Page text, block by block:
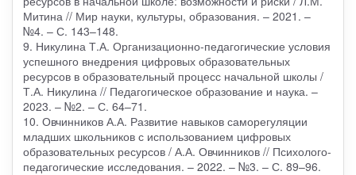
Митина // Мир науки, культуры, образования. – 2021. –
№4. – С. 143–148.
9. Никулина Т.А. Организационно-педагогические условия
успешного внедрения цифровых образовательных
ресурсов в образовательный процесс начальной школы /
Т.А. Никулина // Педагогическое образование и наука. –
2023. – №2. – С. 64–71.
10. Овчинников А.А. Развитие навыков саморегуляции
младших школьников с использованием цифровых
образовательных ресурсов / А.А. Овчинников // Психолого-
педагогические исследования. – 2022. – №3. – С. 89–96.